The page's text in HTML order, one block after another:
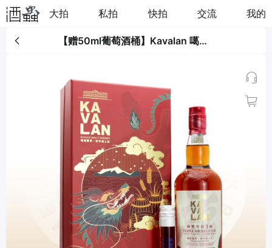
大拍 私拍 快拍 交流 我的
【赠50ml葡萄酒桶】Kavalan 噶玛兰层丰雪莉3桶单一麦芽威士忌 2024礼盒装